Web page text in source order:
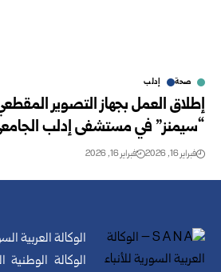
صحة إدلب
إطلاق العمل بجهاز التصوير
“سيمنز” في مستشفى إدلب
فبراير 16, 2026 فبراير 16, 2026
الوكالة العربية
الوكالة الوطنية